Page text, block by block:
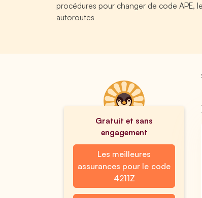
procédures pour changer de code APE,
autoroutes
Gratuit et sans
engagement
Les meilleures
assurances pour le code
4211Z